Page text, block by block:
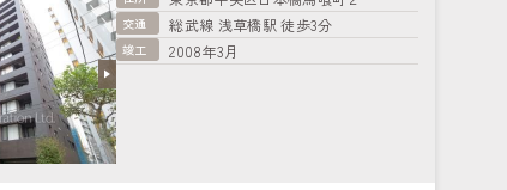
交通 総武線 浅草橋駅 徒歩3分
竣工 2008年3月